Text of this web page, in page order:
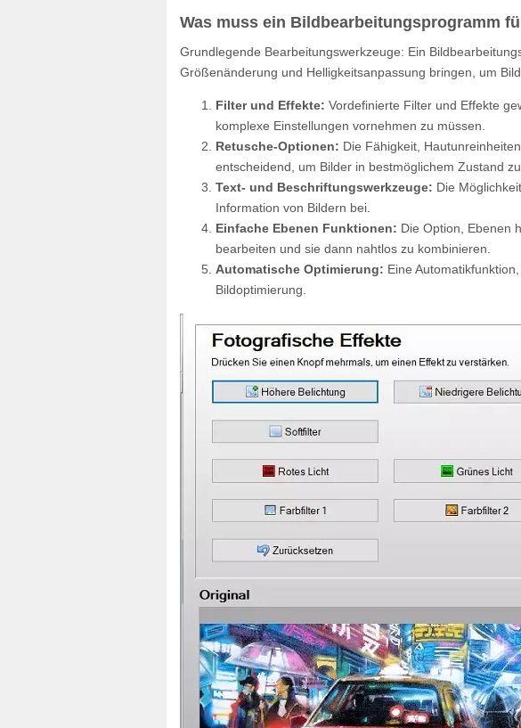
Was muss ein Bildbearbeitungsprogramm
Grundlegende Bearbeitungswerkzeuge: Ein
Größenänderung und Helligkeitsanpassung bringen, um
Filter und Effekte: Vordefinierte Filter und Effekte
komplexe Einstellungen vornehmen zu müssen.
Retusche-Optionen: Die Fähigkeit,
entscheidend, um Bilder in bestmöglichem Zustand
Text- und Beschriftungswerkzeuge: Die
Information von Bildern bei.
Einfache Ebenen Funktionen: Die Option, Ebenen
bearbeiten und sie dann nahtlos zu kombinieren.
Automatische Optimierung: Eine
Bildoptimierung.